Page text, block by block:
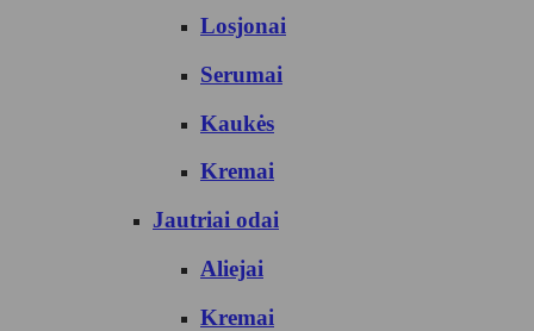
Losjonai
Serumai
Kaukės
Kremai
Jautriai odai
Aliejai
Kremai